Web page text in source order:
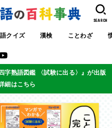
クイズ 漢検 ことわざ
SEARCH
字熟語図鑑 〈試験に出る〉』が出版
細はこちら